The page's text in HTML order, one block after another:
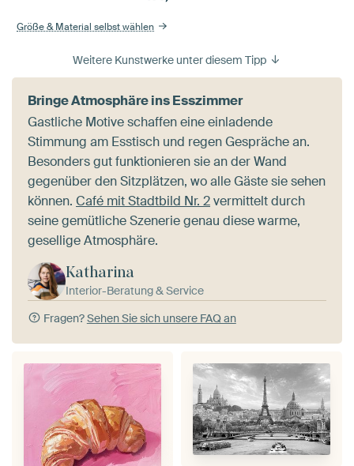
Größe & Material selbst wählen
Weitere Kunstwerke unter diesem Tipp
Bringe Atmosphäre ins Esszimmer
Gastliche Motive schaffen eine einladende
Stimmung am Esstisch und regen Gespräche an.
Besonders gut funktionieren sie an der Wand
gegenüber den Sitzplätzen, wo alle Gäste sie sehen
können. Café mit Stadtbild Nr. 2vermittelt durch
seine gemütliche Szenerie genau diese warme,
gesellige Atmosphäre.
Katharina
Interior-Beratung & Service
Fragen?Sehen Sie sich unsere FAQ an